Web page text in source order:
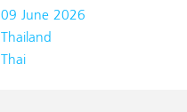
09 June 2026
Thailand
Thai